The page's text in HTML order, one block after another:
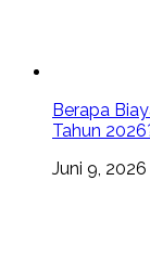
Berapa
Tahun
Juni 9, 2026